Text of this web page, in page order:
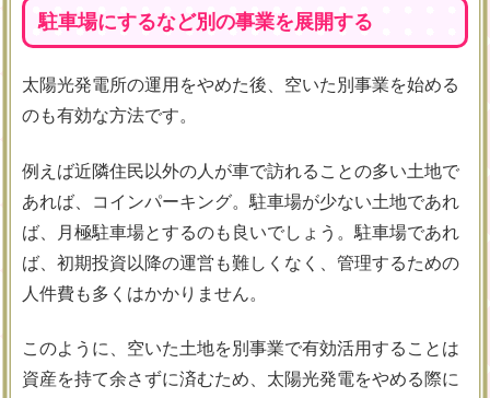
駐車場にするなど別の事業を展開する
太陽光発電所の運用をやめた後、空いた別事業を始める
のも有効な方法です。
例えば近隣住民以外の人が車で訪れることの多い土地で
あれば、コインパーキング。駐車場が少ない土地であれ
ば、月極駐車場とするのも良いでしょう。駐車場であれ
ば、初期投資以降の運営も難しくなく、管理するための
人件費も多くはかかりません。
このように、空いた土地を別事業で有効活用することは
資産を持て余さずに済むため、太陽光発電をやめる際に